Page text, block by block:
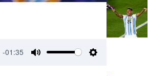
-01:35